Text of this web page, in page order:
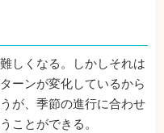
しくなる。しかしそれは
ーンが変化しているから
が、季節の進行に合わせ
ことができる。